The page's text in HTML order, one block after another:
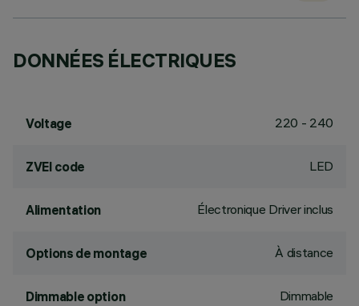
DONNÉES ÉLECTRIQUES
Voltage 220 - 240
ZVEI code LED
Alimentation Électronique Driver inclus
Options de montage À distance
Dimmable option Dimmable